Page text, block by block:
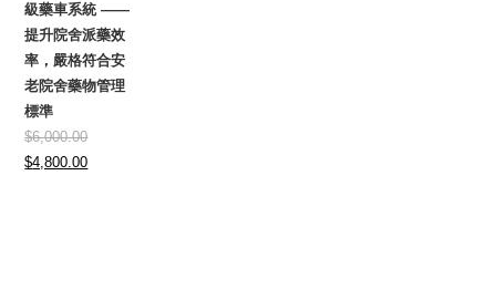
級藥車系統 ——
提升院舍派藥效
率，嚴格符合安
老院舍藥物管理
標準
$6,000.00
Original
$4,800.00Current